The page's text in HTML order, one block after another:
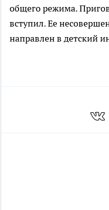
общего режима.
вступил. Ее
направлен в детский